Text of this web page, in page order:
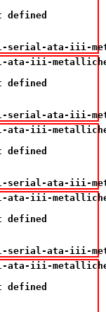
defined
serial-ata-iii-
defined
serial-ata-iii-
defined
serial-ata-iii-
defined
serial-ata-iii-
defined